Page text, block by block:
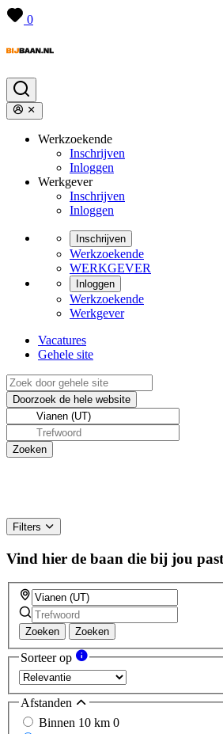
0
Werkzoekende
Inschrijven
Inloggen
Werkgever
Inschrijven
Inloggen
Inschrijven
Werkzoekende
WERKGEVER
Inloggen
Werkzoekende
Werkgever
Vacatures
Gehele site
Filters
Vind hier de baan die bij jou past
Zoeken Zoeken
Sorteer op
Afstanden
Binnen 10 km 0